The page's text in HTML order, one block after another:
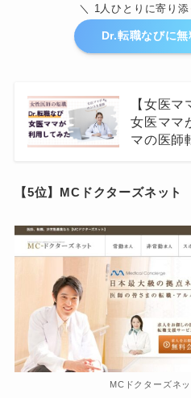
＼ 1人ひとりに寄り
Dr.転職なびに
【女医
女医ママ
マの医師
【5位】MCドクターズネット
MCドクターズネ